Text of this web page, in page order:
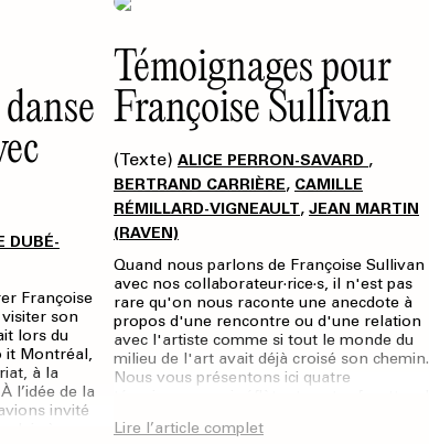
DUBÉ-
Françoise
son
lors du
it Montréal,
à la
l’idée de la
invité
Témoignages pour
Françoise Sullivan
(Texte) ALICE PERRON-SAVARD ,
BERTRAND CARRIÈRE, CAMILLE
RÉMILLARD-VIGNEAULT, JEAN MARTIN
(RAVEN)
Quand nous parlons de Françoise Sullivan
avec nos collaborateur·rice·s, il n'est pas
rare qu'on nous raconte une anecdote à
propos d'une rencontre ou d'une relation
avec l'artiste comme si tout le monde du
milieu de l'art avait déjà croisé son chemin.
Nous vous présentons ici quatre
impact dans la communauté artistique (mais
Lire l’article complet